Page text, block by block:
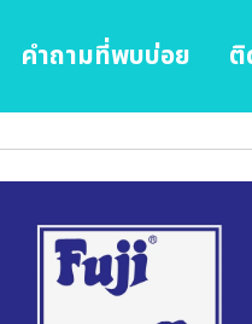
คำถามที่พบบ่อย ติ